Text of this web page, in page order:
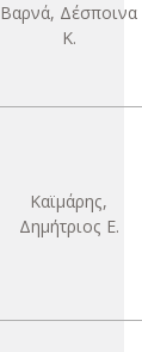
Βαρνά, Δέσποινα
Κ.
Καϊμάρης,
Δημήτριος Ε.